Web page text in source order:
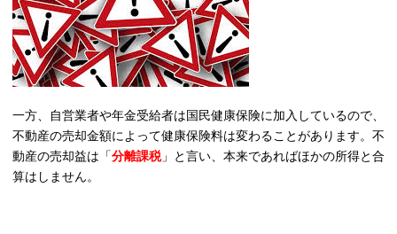
一方、自営業者や年金受給者は国民健康保険に加入しているので、
不動産の売却金額によって健康保険料は変わることがあります。不
動産の売却益は「分離課税」と言い、本来であればほかの所得と合
算はしません。